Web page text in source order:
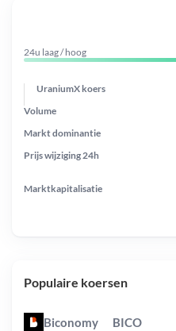
24u laag / hoog
UraniumX koers
Prijs wijziging 24h
Markt dominantie
Marktkapitalisatie
Volume
Populaire koersen
Biconomy BICO